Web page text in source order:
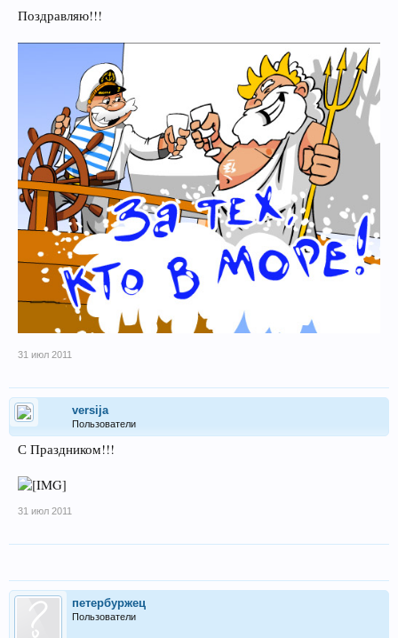
Поздравляю!!!
31 июл 2011
versija
Пользователи
С Праздником!!!
31 июл 2011
петербуржец
Пользователи